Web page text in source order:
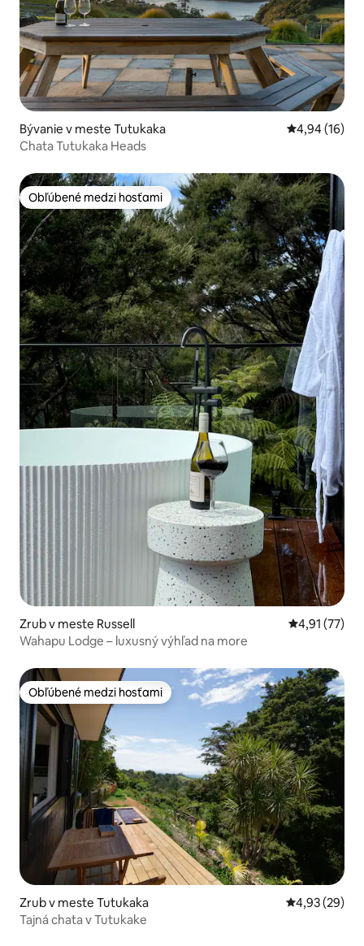
Bývanie v meste Tutukaka Priemerné
4,94 (16)
Chata Tutukaka Heads
Obľúbené medzi hosťami
Obľúbené medzi hosťami
Zrub v meste Russell Priemerné
4,91 (77)
Wahapu Lodge – luxusný výhľad na more
Obľúbené medzi hosťami
Obľúbené medzi hosťami
Zrub v meste Tutukaka Priemerné
4,93 (29)
Tajná chata v Tutukake